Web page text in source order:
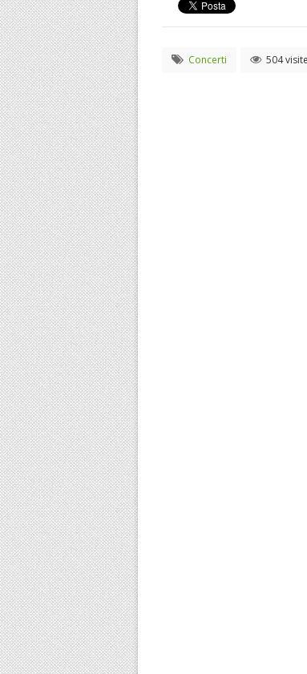
Concerti 504 visite